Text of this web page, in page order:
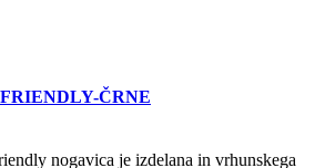
ČRNE
nogavica je izdelana in vrhunskega